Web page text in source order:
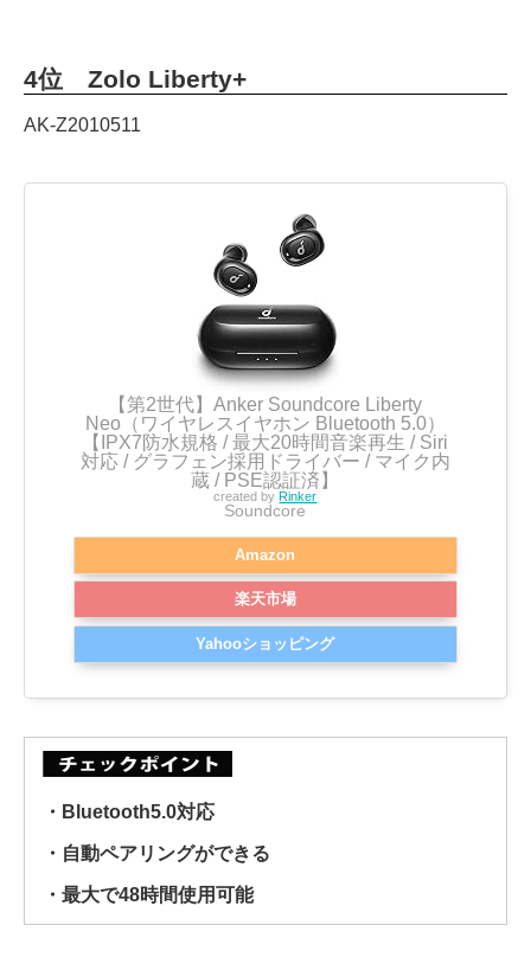
4位 Zolo Liberty+
AK-Z2010511
【第2世代】Anker Soundcore Liberty
Neo（ワイヤレスイヤホン Bluetooth 5.0）
【IPX7防水規格 / 最大20時間音楽再生 / Siri
対応 / グラフェン採用ドライバー / マイク内
蔵 / PSE認証済】
created by Rinker
Soundcore
Amazon
楽天市場
Yahooショッピング
・Bluetooth5.0対応
・自動ペアリングができる
・最大で48時間使用可能